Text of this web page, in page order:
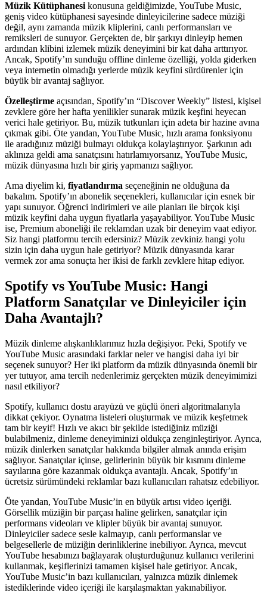
Müzik Kütüphanesikonusuna geldiğimizde, YouTube Music,
geniş video kütüphanesi sayesinde dinleyicilerine sadece müziği
değil, aynı zamanda müzik kliplerini, canlı performansları ve
remiksleri de sunuyor. Gerçekten de, bir şarkıyı dinleyip hemen
ardından klibini izlemek müzik deneyimini bir kat daha arttırıyor.
Ancak, Spotify’ın sunduğu offline dinleme özelliği, yolda giderken
veya internetin olmadığı yerlerde müzik keyfini sürdürenler için
büyük bir avantaj sağlıyor.
Özelleştirme açısından, Spotify’ın “Discover Weekly” listesi, kişisel
zevklere göre her hafta yenilikler sunarak müzik keşfini heyecan
verici hale getiriyor. Bu, müzik tutkunları için adeta bir hazine avına
çıkmak gibi. Öte yandan, YouTube Music, hızlı arama fonksiyonu
ile aradığınız müziği bulmayı oldukça kolaylaştırıyor. Şarkının adı
aklınıza geldi ama sanatçısını hatırlamıyorsanız, YouTube Music,
müzik dünyasına hızlı bir giriş yapmanızı sağlıyor.
Ama diyelim ki, fiyatlandırma seçeneğinin ne olduğuna da
bakalım. Spotify’ın abonelik seçenekleri, kullanıcılar için esnek bir
yapı sunuyor. Öğrenci indirimleri ve aile planları ile birçok kişi
müzik keyfini daha uygun fiyatlarla yaşayabiliyor. YouTube Music
ise, Premium aboneliği ile reklamdan uzak bir deneyim vaat ediyor.
Siz hangi platformu tercih edersiniz? Müzik zevkiniz hangi yolu
sizin için daha uygun hale getiriyor? Müzik dünyasında karar
vermek zor ama sonuçta her ikisi de farklı zevklere hitap ediyor.
Spotify vs YouTube Music: Hangi
Platform Sanatçılar ve Dinleyiciler için
Daha Avantajlı?
Müzik dinleme alışkanlıklarımız hızla değişiyor. Peki, Spotify ve
YouTube Music arasındaki farklar neler ve hangisi daha iyi bir
seçenek sunuyor? Her iki platform da müzik dünyasında önemli bir
yer tutuyor, ama tercih nedenlerimiz gerçekten müzik deneyimimizi
nasıl etkiliyor?
Spotify, kullanıcı dostu arayüzü ve güçlü öneri algoritmalarıyla
dikkat çekiyor. Oynatma listeleri oluşturmak ve müzik keşfetmek
tam bir keyif! Hızlı ve akıcı bir şekilde istediğiniz müziği
bulabilmeniz, dinleme deneyiminizi oldukça zenginleştiriyor. Ayrıca,
müzik dinlerken sanatçılar hakkında bilgiler almak anında erişim
sağlıyor. Sanatçılar içinse, gelirlerinin büyük bir kısmını dinleme
sayılarına göre kazanmak oldukça avantajlı. Ancak, Spotify’ın
ücretsiz sürümündeki reklamlar bazı kullanıcıları rahatsız edebiliyor.
Öte yandan, YouTube Music’in en büyük artısı video içeriği.
Görsellik müziğin bir parçası haline gelirken, sanatçılar için
performans videoları ve klipler büyük bir avantaj sunuyor.
Dinleyiciler sadece sesle kalmayıp, canlı performanslar ve
belgesellerle de müziğin derinliklerine inebiliyor. Ayrıca, mevcut
YouTube hesabınızı bağlayarak oluşturduğunuz kullanıcı verilerini
kullanmak, keşiflerinizi tamamen kişisel hale getiriyor. Ancak,
YouTube Music’in bazı kullanıcıları, yalnızca müzik dinlemek
istediklerinde video içeriği ile karşılaşmaktan yakınabiliyor.